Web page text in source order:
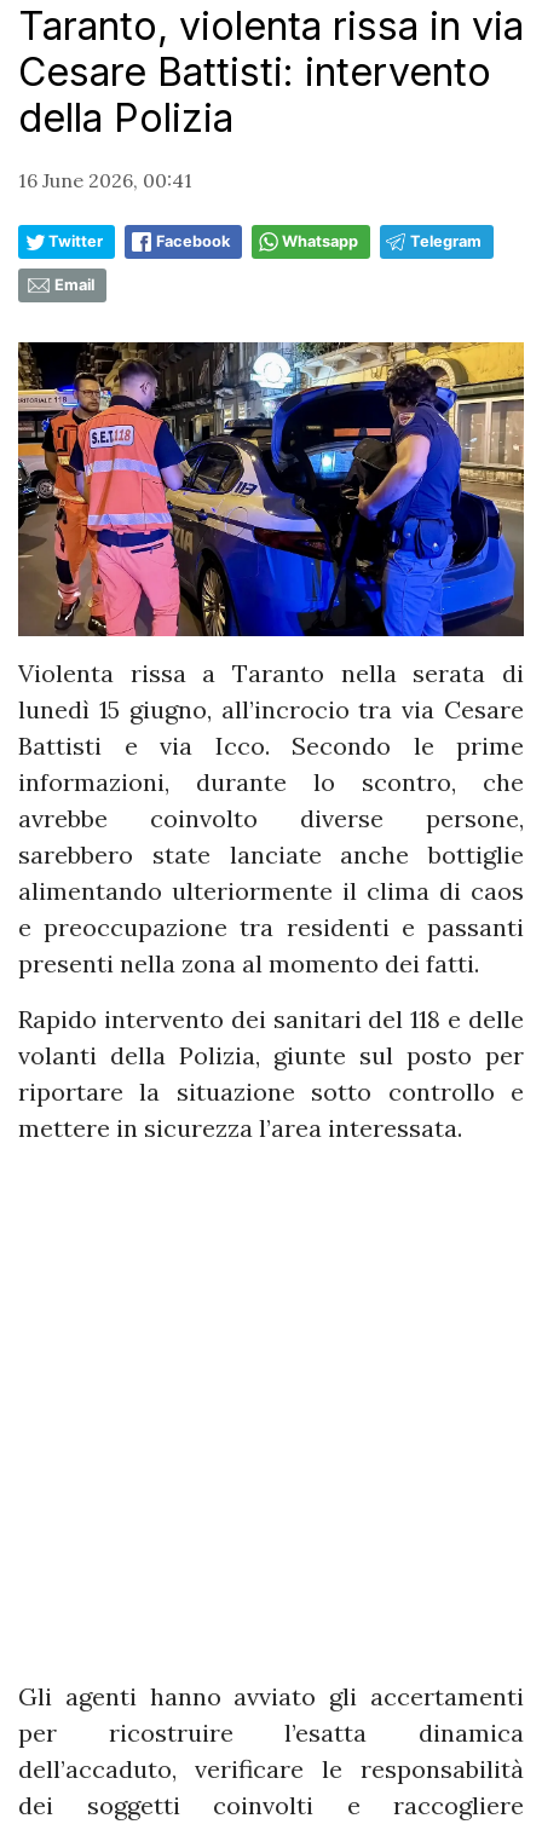
Taranto, violenta rissa in via
Cesare Battisti: intervento
della Polizia
16 June 2026, 00:41
Twitter Facebook Whatsapp Telegram
Email
Violenta rissa a Taranto nella serata di
lunedì 15 giugno, all’incrocio tra via Cesare
Battisti e via Icco. Secondo le prime
informazioni, durante lo scontro, che
avrebbe coinvolto diverse persone,
sarebbero state lanciate anche bottiglie
alimentando ulteriormente il clima di caos
e preoccupazione tra residenti e passanti
presenti nella zona al momento dei fatti.
Rapido intervento dei sanitari del 118 e delle
volanti della Polizia, giunte sul posto per
riportare la situazione sotto controllo e
mettere in sicurezza l’area interessata.
Gli agenti hanno avviato gli accertamenti
per ricostruire l’esatta dinamica
dell’accaduto, verificare le responsabilità
dei soggetti coinvolti e raccogliere